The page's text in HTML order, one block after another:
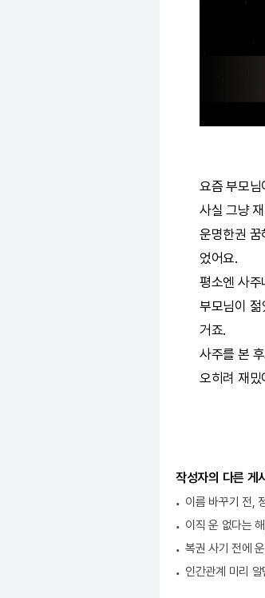
요즘 부모님
사실 그냥
운명한권 꿈
었어요.
평소엔 사주
부모님이
거죠.
사주를 본
오히려 재
작성자의 다른 게
이름 바꾸기 전,
이직 운 없다는
복권 사기 전에
인간관계 미리